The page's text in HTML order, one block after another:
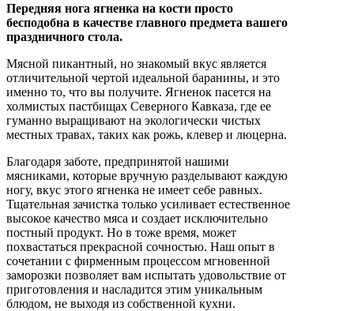
Передняя нога ягненка на кости просто
бесподобна в качестве главного предмета вашего
праздничного стола.
Мясной пикантный, но знакомый вкус является
отличительной чертой идеальной баранины, и это
именно то, что вы получите. Ягненок пасется на
холмистых пастбищах Северного Кавказа, где ее
гуманно выращивают на экологически чистых
местных травах, таких как рожь, клевер и люцерна.
Благодаря заботе, предпринятой нашими
мясниками, которые вручную разделывают каждую
ногу, вкус этого ягненка не имеет себе равных.
Тщательная зачистка только усиливает естественное
высокое качество мяса и создает исключительно
постный продукт. Но в тоже время, может
похвастаться прекрасной сочностью. Наш опыт в
сочетании с фирменным процессом мгновенной
заморозки позволяет вам испытать удовольствие от
приготовления и насладится этим уникальным
блюдом, не выходя из собственной кухни.